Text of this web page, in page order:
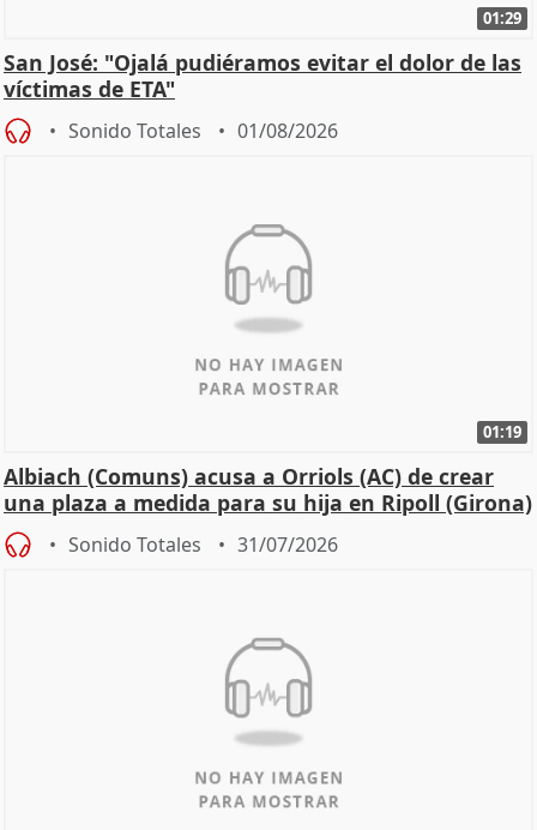
01:29
San José: "Ojalá pudiéramos evitar el dolor de las
víctimas de ETA"
Sonido Totales 01/08/2026
01:19
Albiach (Comuns) acusa a Orriols (AC) de crear
una plaza a medida para su hija en Ripoll (Girona)
Sonido Totales 31/07/2026